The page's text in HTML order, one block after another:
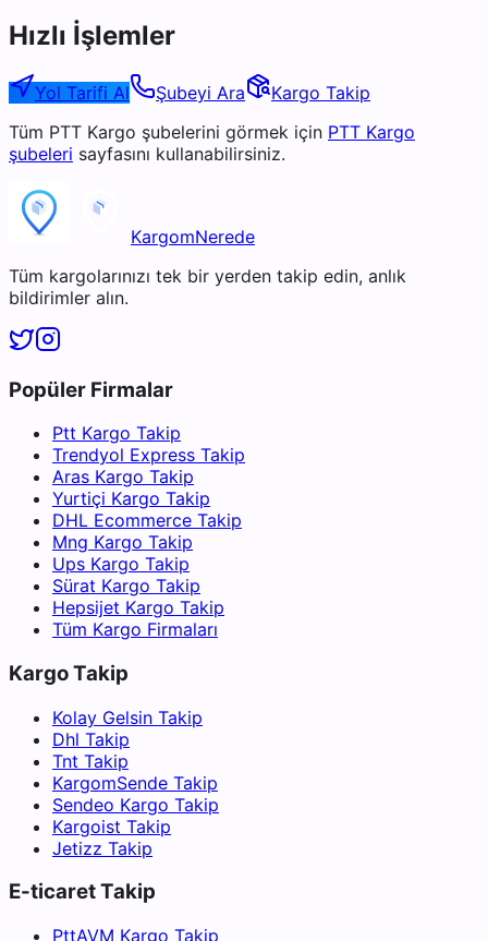
Hızlı İşlemler
Yol Tarifi Al Şubeyi Ara
Kargo Takip
Tüm PTT Kargo şubelerini görmek için PTT Kargo
şubeleri sayfasını kullanabilirsiniz.
KargomNerede
Tüm kargolarınızı tek bir yerden takip edin, anlık
bildirimler alın.
Popüler Firmalar
Ptt Kargo Takip
Trendyol Express Takip
Aras Kargo Takip
Yurtiçi Kargo Takip
DHL Ecommerce Takip
Mng Kargo Takip
Ups Kargo Takip
Sürat Kargo Takip
Hepsijet Kargo Takip
Tüm Kargo Firmaları
Kargo Takip
Kolay Gelsin Takip
Dhl Takip
Tnt Takip
KargomSende Takip
Sendeo Kargo Takip
Kargoist Takip
Jetizz Takip
E-ticaret Takip
PttAVM Kargo Takip